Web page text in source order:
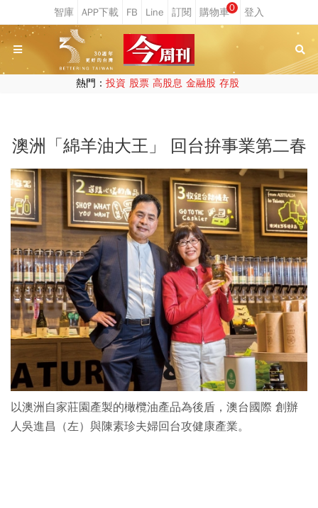
0
熱門： 投資 股票 高股息 金融股 存股
澳洲「綿羊油大王」 回台拚事業第二春
以澳洲自家莊園產製的橄欖油產品為後盾，澳台國際 創辦
人吳進昌（左）與陳素珍夫婦回台攻健康產業。